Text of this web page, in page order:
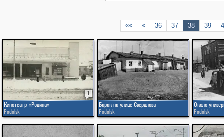
«« « 36 37 38 39
Кинотеатр «Родина»
Podolsk
1
Барак на улице Свердлова
Podolsk Podolsk